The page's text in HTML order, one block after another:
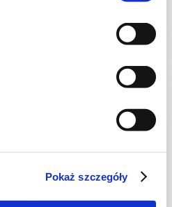
Pokaż szczegóły